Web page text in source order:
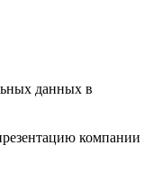
данных в
компании